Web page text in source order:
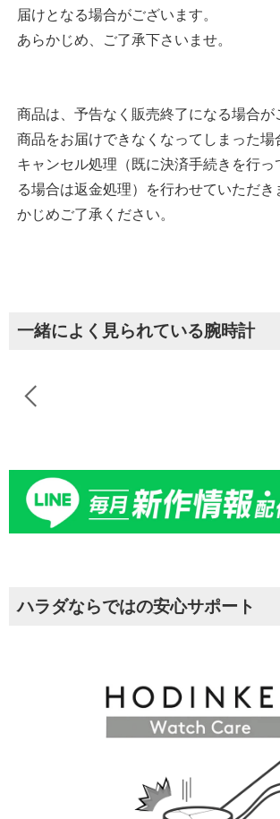
届けとなる場合がございます。
あらかじめ、ご了承下さいませ。
商品は、予告なく販売終了になる場合が
商品をお届けできなくなってしまった場
キャンセル処理（既に決済手続きを行っ
る場合は返金処理）を行わせていただき
かじめご了承ください。
一緒によく見られている腕時計
ハラダならではの安心サポート